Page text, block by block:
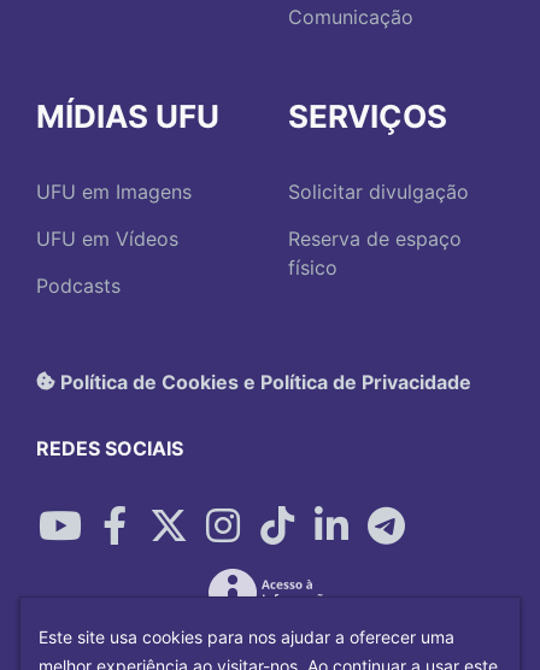
Comunicação
MÍDIAS UFU
UFU em Imagens
UFU em Vídeos
Podcasts
SERVIÇOS
Solicitar divulgação
Reserva de espaço
físico
Política de Cookies e Política de Privacidade
REDES SOCIAIS
Este site usa cookies para nos ajudar a oferecer uma
melhor experiência ao visitar-nos. Ao continuar a usar este